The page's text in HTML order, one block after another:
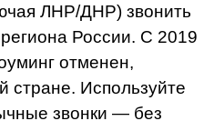
ЛНР/ДНР) звонить
России. С 2019
отменен,
Используйте
звонки — без